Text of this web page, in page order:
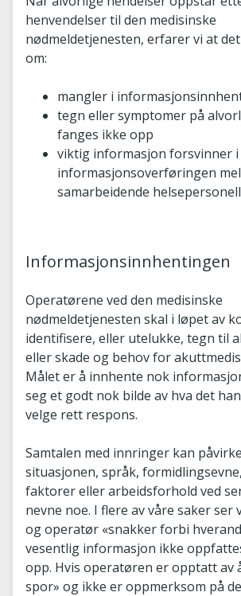
henvendelser til den medisinske
nødmeldetjenesten, erfarer vi at
om:
mangler i
tegn eller symptomer på
fanges ikke opp
viktig informasjon forsvinner i
informasjonsoverføringen
samarbeidende
Informasjonsinnhentingen
Operatørene ved den medisinske
nødmeldetjenesten skal i løpet av
identifisere, eller utelukke, tegn til
eller skade og behov for
Målet er å innhente nok
seg et godt nok bilde av hva det
velge rett respons.
Samtalen med innringer kan
situasjonen, språk,
faktorer eller arbeidsforhold ved
nevne noe. I flere av våre saker
og operatør «snakker forbi
vesentlig informasjon ikke
opp. Hvis operatøren er opptatt av
spor» og ikke er oppmerksom på